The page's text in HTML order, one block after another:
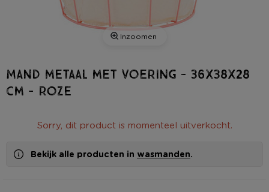
Inzoomen
Mand metaal met voering - 36x38x28
cm - roze
Sorry, dit product is momenteel uitverkocht.
Bekijk alle producten in wasmanden.